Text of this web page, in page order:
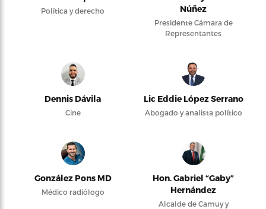
Política y derecho
Núñez
Presidente Cámara de
Representantes
Dennis Dávila
Cine
Lic Eddie López Serrano
Abogado y analista político
González Pons MD
Médico radiólogo
Hon. Gabriel “Gaby”
Hernández
Alcalde de Camuy y